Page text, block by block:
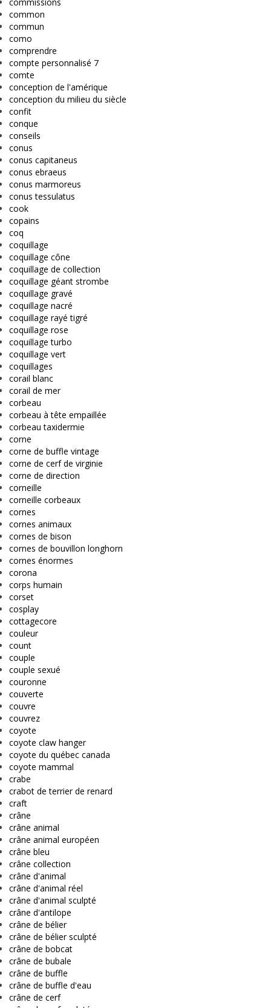
common
commun
como
comprendre
compte personnalisé 7
comte
conception de l'amérique
conception du milieu du siècle
confit
conque
conseils
conus
conus capitaneus
conus ebraeus
conus marmoreus
conus tessulatus
cook
copains
coq
coquillage
coquillage cône
coquillage de collection
coquillage géant strombe
coquillage gravé
coquillage nacré
coquillage rayé tigré
coquillage rose
coquillage turbo
coquillage vert
coquillages
corail blanc
corail de mer
corbeau
corbeau à tête empaillée
corbeau taxidermie
corne
corne de buffle vintage
corne de cerf de virginie
corne de direction
corneille
corneille corbeaux
cornes
cornes animaux
cornes de bison
cornes de bouvillon longhorn
cornes énormes
corona
corps humain
corset
cosplay
cottagecore
couleur
count
couple
couple sexué
couronne
couverte
couvre
couvrez
coyote
coyote claw hanger
coyote du québec canada
coyote mammal
crabe
crabot de terrier de renard
craft
crâne
crâne animal
crâne animal européen
crâne bleu
crâne collection
crâne d'animal
crâne d'animal réel
crâne d'animal sculpté
crâne d'antilope
crâne de bélier
crâne de bélier sculpté
crâne de bobcat
crâne de bubale
crâne de buffle
crâne de buffle d'eau
crâne de cerf